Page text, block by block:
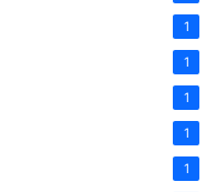
1
1
1
1
1